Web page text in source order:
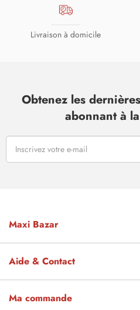
Livraison à domicile
Obtenez les
abonnant à
Maxi Bazar
Aide & Contact
Ma commande